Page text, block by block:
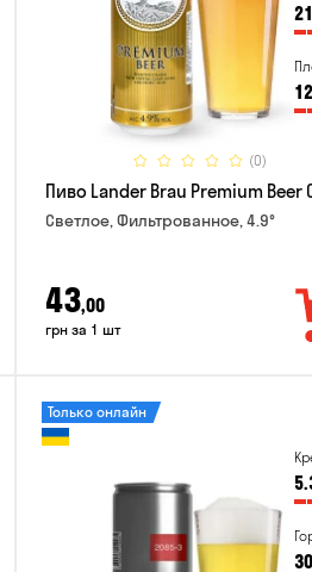
21
(0)
Пиво Lander Brau Premium Beer
Светлое, Фильтрованное, 4.9°
43,00
грн за 1 шт
30
Только онлайн